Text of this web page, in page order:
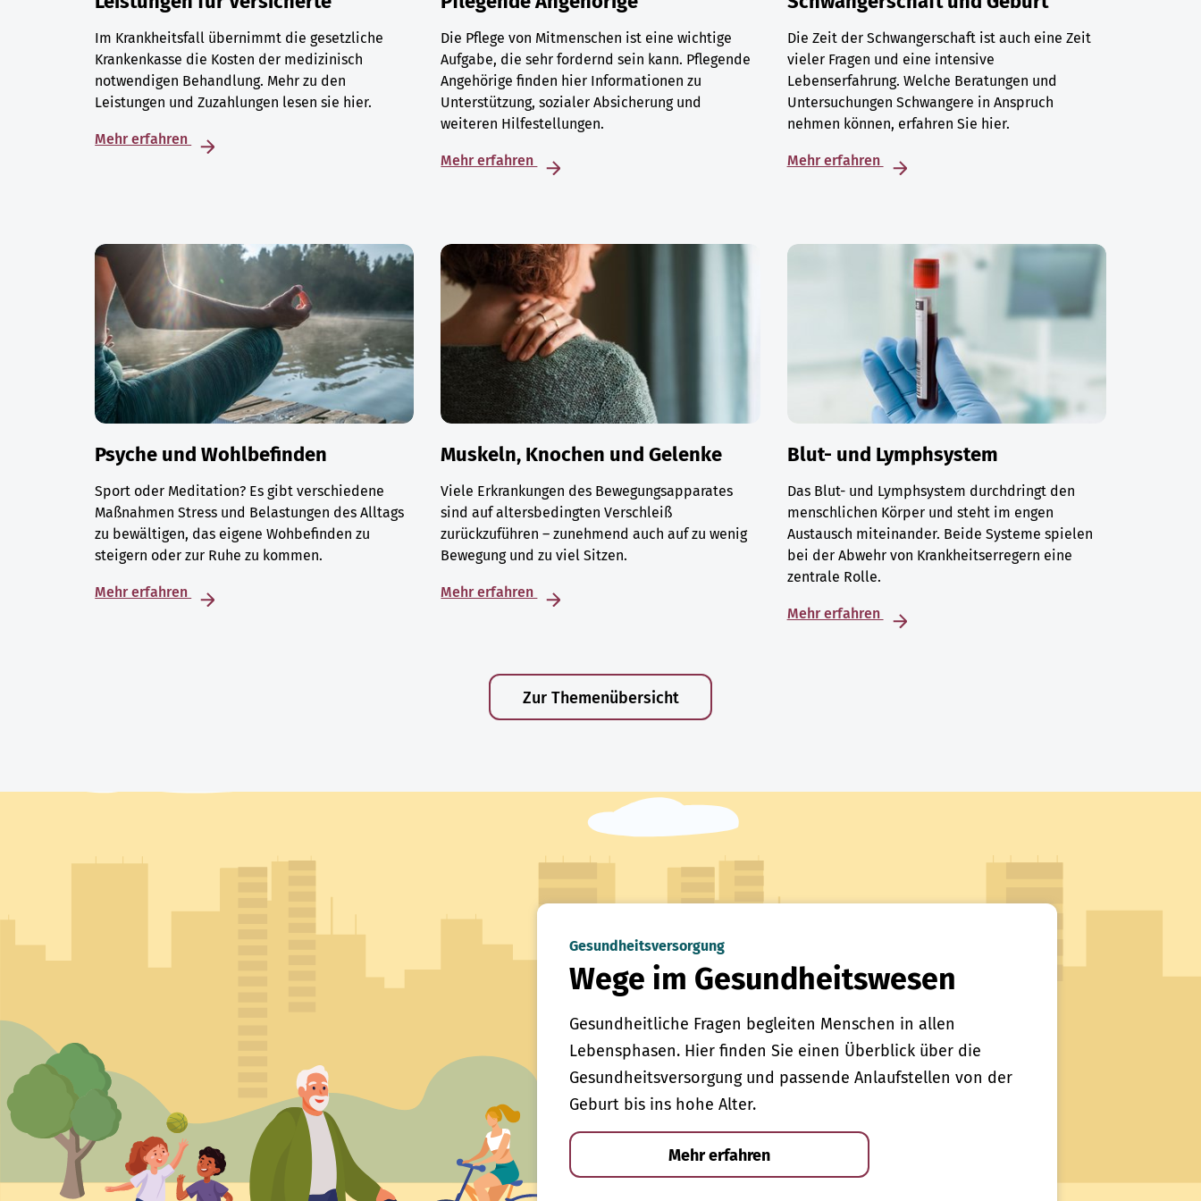
Im Krankheitsfall übernimmt die gesetzliche
Krankenkasse die Kosten der medizinisch
notwendigen Behandlung. Mehr zu den
Leistungen und Zuzahlungen lesen sie hier.
Mehr erfahren
Die Pflege von Mitmenschen ist eine wichtige
Aufgabe, die sehr fordernd sein kann. Pflegende
Angehörige finden hier Informationen zu
Unterstützung, sozialer Absicherung und
weiteren Hilfestellungen.
Mehr erfahren
Die Zeit der Schwangerschaft ist auch eine Zeit
vieler Fragen und eine intensive
Lebenserfahrung. Welche Beratungen und
Untersuchungen Schwangere in Anspruch
nehmen können, erfahren Sie hier.
Mehr erfahren
Psyche und Wohlbefinden
Sport oder Meditation? Es gibt verschiedene
Maßnahmen Stress und Belastungen des Alltags
zu bewältigen, das eigene Wohbefinden zu
steigern oder zur Ruhe zu kommen.
Mehr erfahren
Muskeln, Knochen und Gelenke
Viele Erkrankungen des Bewegungsapparates
sind auf altersbedingten Verschleiß
zurückzuführen – zunehmend auch auf zu wenig
Bewegung und zu viel Sitzen.
Mehr erfahren
Blut- und Lymphsystem
Das Blut- und Lymphsystem durchdringt den
menschlichen Körper und steht im engen
Austausch miteinander. Beide Systeme spielen
bei der Abwehr von Krankheitserregern eine
zentrale Rolle.
Mehr erfahren
Zur Themenübersicht
Gesundheitsversorgung
Wege im Gesundheitswesen
Gesundheitliche Fragen begleiten Menschen in allen
Lebensphasen. Hier finden Sie einen Überblick über die
Gesundheitsversorgung und passende Anlaufstellen von der
Geburt bis ins hohe Alter.
Mehr erfahren